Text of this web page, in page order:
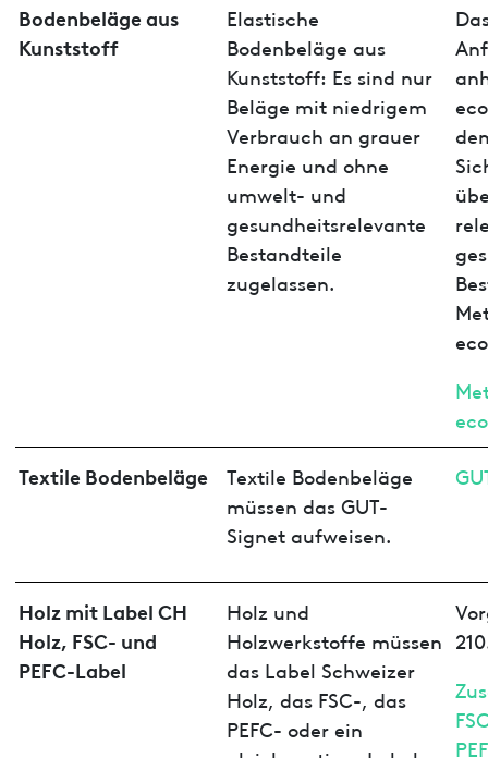
Bodenbeläge aus
Kunststoff
Elastische
Bodenbeläge aus
Kunststoff: Es sind nur
Beläge mit niedrigem
Verbrauch an grauer
Energie und ohne
umwelt- und
gesundheitsrelevante
Bestandteile
zugelassen.
Textile Bodenbeläge
Textile Bodenbeläge
müssen das GUT-
Signet aufweisen.
Holz mit Label CH
Holz, FSC- und
PEFC-Label
Holz und
Holzwerkstoffe müssen
das Label Schweizer
Holz, das FSC-, das
PEFC- oder ein